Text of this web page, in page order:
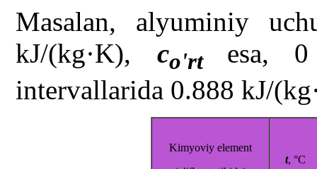
Masalan, alyuminiy
kJ/(kg·K), co'rt esa,
intervallarida 0.888 kJ/
Kimyoviy element
t, °C